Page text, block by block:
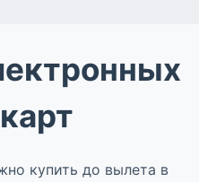
купить до вылета в